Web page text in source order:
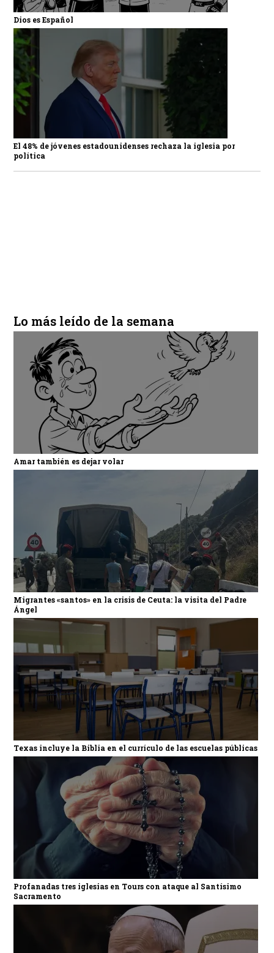
Dios es Español
El 48% de jóvenes estadounidenses rechaza la iglesia por
política
Lo más leído de la semana
Amar también es dejar volar
Migrantes «santos» en la crisis de Ceuta: la visita del Padre
Ángel
Texas incluye la Biblia en el currículo de las escuelas públicas
Profanadas tres iglesias en Tours con ataque al Santísimo
Sacramento